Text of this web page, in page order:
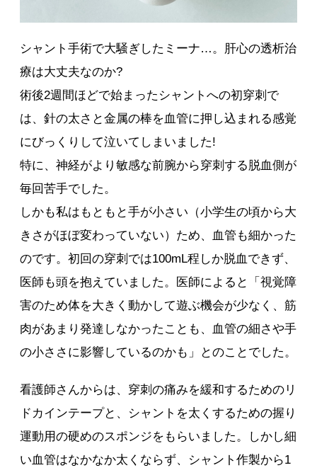
シャント手術で大騒ぎしたミーナ…。肝心の透析治
療は大丈夫なのか?
術後2週間ほどで始まったシャントへの初穿刺で
は、針の太さと金属の棒を血管に押し込まれる感覚
にびっくりして泣いてしまいました!
特に、神経がより敏感な前腕から穿刺する脱血側が
毎回苦手でした。
しかも私はもともと手が小さい（小学生の頃から大
きさがほぼ変わっていない）ため、血管も細かった
のです。初回の穿刺では100mL程しか脱血できず、
医師も頭を抱えていました。医師によると「視覚障
害のため体を大きく動かして遊ぶ機会が少なく、筋
肉があまり発達しなかったことも、血管の細さや手
の小ささに影響しているのかも」とのことでした。
看護師さんからは、穿刺の痛みを緩和するためのリ
ドカインテープと、シャントを太くするための握り
運動用の硬めのスポンジをもらいました。しかし細
い血管はなかなか太くならず、シャント作製から1